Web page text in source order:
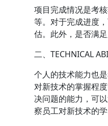
项目完成情况是考
等。对于完成进度
估。此外，是否满
二、TECHNICAL
个人的技术能力也
对新技术的掌握程
决问题的能力，可
察员工对新技术的